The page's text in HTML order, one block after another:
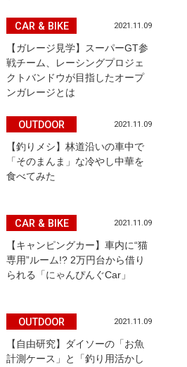
CAR & BIKE 2021.11.09
【ガレージ見学】スーパーGT参
戦チーム、レーシングプロジェ
クトバンドウが目指したオープ
ンガレージとは
OUTDOOR 2021.11.09
【釣りメシ】林道沿いの車中で
「そのまんま」な冷やし中華を
食べてみた
CAR & BIKE 2021.11.09
【キャンピングカー】車内に“猫
専用”ルーム!? 2万円台から借り
られる「にゃんぴんぐCar」
OUTDOOR 2021.11.09
【自由研究】ダイソーの「お魚
計測ケース」と「釣り用活かし